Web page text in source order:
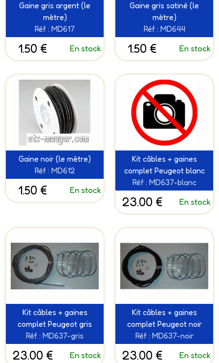
Gaine gris argent (le
mètre)
Réf : MD617
1.50 € En stock
Gaine gris satiné (le
mètre)
Réf : MD644
1.50 € En stock
Gaine noir (le mètre)
Réf : MD612
1.50 € En stock
Kit câbles + gaines
complet Peugeot blanc
Réf : MD637-blanc
23.00 € En stock
Kit câbles + gaines
complet Peugeot gris
Réf : MD637-gris
23.00 € En stock
Kit câbles + gaines
complet Peugeot noir
Réf : MD637-noir
23.00 € En stock